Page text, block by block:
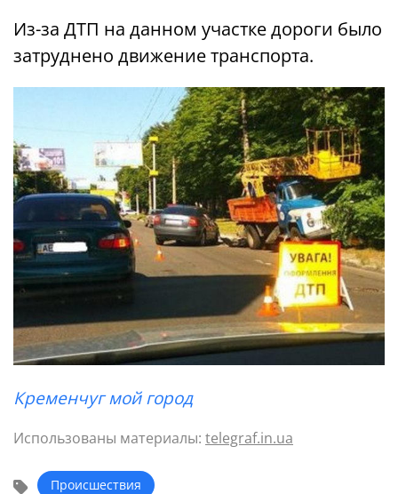
Из-за ДТП на данном участке дороги было
затруднено движение транспорта.
Кременчуг мой город
Использованы материалы: telegraf.in.ua
Происшествия